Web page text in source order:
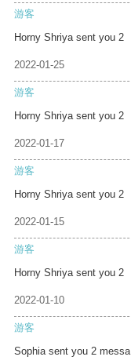
游客
Horny Shriya sent you 2
2022-01-25
游客
Horny Shriya sent you 2
2022-01-17
游客
Horny Shriya sent you 2
2022-01-15
游客
Horny Shriya sent you 2
2022-01-10
游客
Sophia sent you 2 messa